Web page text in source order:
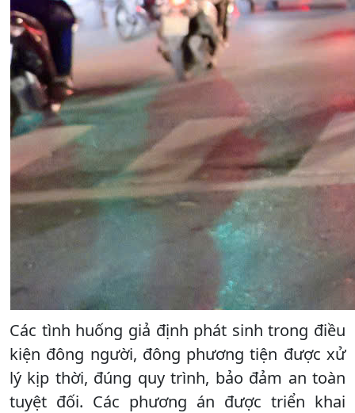
Các tình huống giả định phát sinh trong điều
kiện đông người, đông phương tiện được xử
lý kịp thời, đúng quy trình, bảo đảm an toàn
tuyệt đối. Các phương án được triển khai